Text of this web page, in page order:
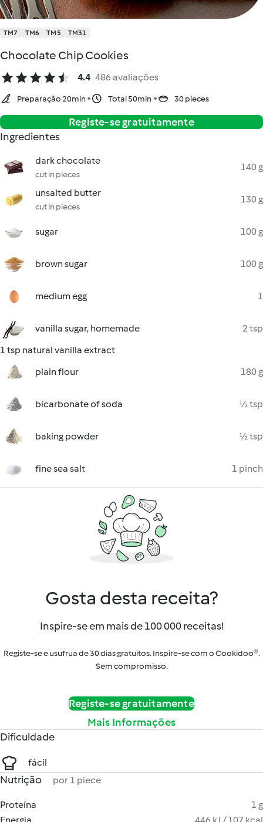
TM7 TM6 TM5 TM31
Chocolate Chip Cookies
4.4 486 avaliações
Preparação 20min Total 50min 30 pieces
Registe-se gratuitamente
Ingredientes
dark chocolate
cut in pieces
140 g
unsalted butter
cut in pieces
130 g
sugar 100 g
brown sugar 100 g
medium egg 1
vanilla sugar, homemade
2 tsp
1 tsp natural vanilla extract
plain flour
180 g
bicarbonate of soda ½ tsp
baking powder ½ tsp
fine sea salt 1 pinch
Gosta desta receita?
Inspire-se em mais de 100 000 receitas!
Registe-se e usufrua de 30 dias gratuitos. Inspire-se com o Cookidoo®.
Sem compromisso.
Registe-se gratuitamente
Mais Informações
Dificuldade
fácil
Nutrição por 1 piece
Proteína
1 g